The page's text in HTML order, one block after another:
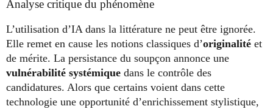
Analyse critique du phénomène
L’utilisation d’IA dans la littérature ne peut être ignorée.
Elle remet en cause les notions classiques d’originalité et
de mérite. La persistance du soupçon annonce une
vulnérabilité systémique dans le contrôle des
candidatures. Alors que certains voient dans cette
technologie une opportunité d’enrichissement stylistique,